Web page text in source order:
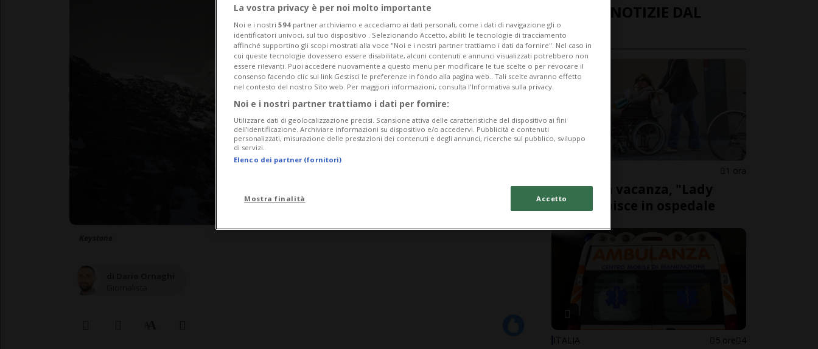
ULTIME NOTIZIE DAL
MONDO
1 ora
Malore in vacanza, "Lady
Gucci" finisce in ospedale
ITALIA 5 ore 4
La vostra privacy è per noi molto importante
Noi e i nostri 594 partner archiviamo e accediamo ai dati personali, come i dati di navigazione gli o
identificatori univoci, sul tuo dispositivo . Selezionando Accetto, abiliti le tecnologie di tracciamento
affinché supportino gli scopi mostrati alla voce "Noi e i nostri partner trattiamo i dati da fornire". Nel caso in
cui queste tecnologie dovessero essere disabilitate, alcuni contenuti e annunci visualizzati potrebbero non
essere rilevanti. Puoi accedere nuovamente a questo menu per modificare le tue scelte o per revocare il
consenso facendo clic sul link Gestisci le preferenze in fondo alla pagina web.. Tali scelte avranno effetto
nel contesto del nostro Sito web. Per maggiori informazioni, consulta l'Informativa sulla privacy.
Noi e i nostri partner trattiamo i dati per fornire:
Utilizzare dati di geolocalizzazione precisi. Scansione attiva delle caratteristiche del dispositivo ai fini
dell’identificazione. Archiviare informazioni su dispositivo e/o accedervi. Pubblicità e contenuti
personalizzati, misurazione delle prestazioni dei contenuti e degli annunci, ricerche sul pubblico, sviluppo
di servizi.
Elenco dei partner (fornitori)
Mostra finalità Accetto